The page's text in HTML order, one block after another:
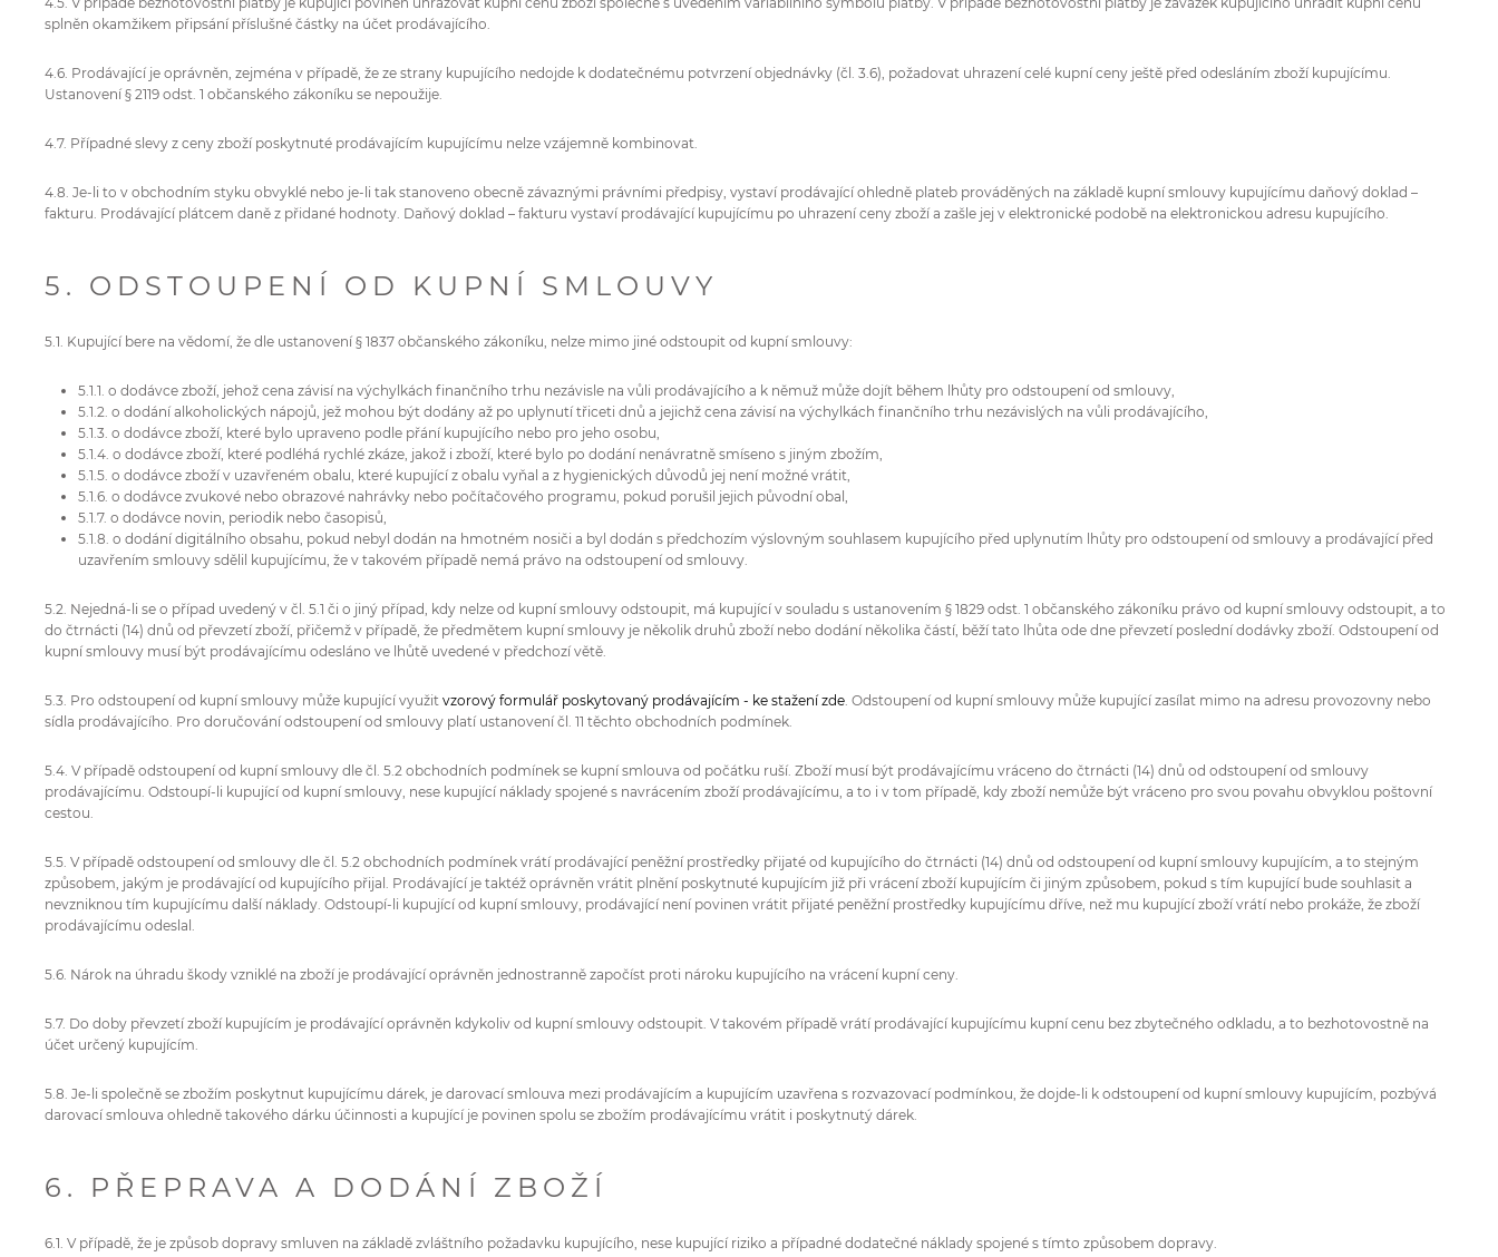
splněn okamžikem připsání příslušné částky na účet prodávajícího.
4.6. Prodávající je oprávněn, zejména v případě, že ze strany kupujícího nedojde k dodatečnému potvrzení objednávky (čl. 3.6), požadovat uhrazení celé kupní ceny ještě před odesláním zboží kupujícímu.
Ustanovení § 2119 odst. 1 občanského zákoníku se nepoužije.
4.7. Případné slevy z ceny zboží poskytnuté prodávajícím kupujícímu nelze vzájemně kombinovat.
4.8. Je-li to v obchodním styku obvyklé nebo je-li tak stanoveno obecně závaznými právními předpisy, vystaví prodávající ohledně plateb prováděných na základě kupní smlouvy kupujícímu daňový doklad –
fakturu. Prodávající plátcem daně z přidané hodnoty. Daňový doklad – fakturu vystaví prodávající kupujícímu po uhrazení ceny zboží a zašle jej v elektronické podobě na elektronickou adresu kupujícího.
5. ODSTOUPENÍ OD KUPNÍ SMLOUVY
5.1. Kupující bere na vědomí, že dle ustanovení § 1837 občanského zákoníku, nelze mimo jiné odstoupit od kupní smlouvy:
5.1.1. o dodávce zboží, jehož cena závisí na výchylkách finančního trhu nezávisle na vůli prodávajícího a k němuž může dojít během lhůty pro odstoupení od smlouvy,
5.1.2. o dodání alkoholických nápojů, jež mohou být dodány až po uplynutí třiceti dnů a jejichž cena závisí na výchylkách finančního trhu nezávislých na vůli prodávajícího,
5.1.3. o dodávce zboží, které bylo upraveno podle přání kupujícího nebo pro jeho osobu,
5.1.4. o dodávce zboží, které podléhá rychlé zkáze, jakož i zboží, které bylo po dodání nenávratně smíseno s jiným zbožím,
5.1.5. o dodávce zboží v uzavřeném obalu, které kupující z obalu vyňal a z hygienických důvodů jej není možné vrátit,
5.1.6. o dodávce zvukové nebo obrazové nahrávky nebo počítačového programu, pokud porušil jejich původní obal,
5.1.7. o dodávce novin, periodik nebo časopisů,
5.1.8. o dodání digitálního obsahu, pokud nebyl dodán na hmotném nosiči a byl dodán s předchozím výslovným souhlasem kupujícího před uplynutím lhůty pro odstoupení od smlouvy a prodávající před
uzavřením smlouvy sdělil kupujícímu, že v takovém případě nemá právo na odstoupení od smlouvy.
5.2. Nejedná-li se o případ uvedený v čl. 5.1 či o jiný případ, kdy nelze od kupní smlouvy odstoupit, má kupující v souladu s ustanovením § 1829 odst. 1 občanského zákoníku právo od kupní smlouvy odstoupit, a to
do čtrnácti (14) dnů od převzetí zboží, přičemž v případě, že předmětem kupní smlouvy je několik druhů zboží nebo dodání několika částí, běží tato lhůta ode dne převzetí poslední dodávky zboží. Odstoupení od
kupní smlouvy musí být prodávajícímu odesláno ve lhůtě uvedené v předchozí větě.
5.3. Pro odstoupení od kupní smlouvy může kupující využit vzorový formulář poskytovaný prodávajícím - ke stažení zde. Odstoupení od kupní smlouvy může kupující zasílat mimo na adresu provozovny nebo
sídla prodávajícího. Pro doručování odstoupení od smlouvy platí ustanovení čl. 11 těchto obchodních podmínek.
5.4. V případě odstoupení od kupní smlouvy dle čl. 5.2 obchodních podmínek se kupní smlouva od počátku ruší. Zboží musí být prodávajícímu vráceno do čtrnácti (14) dnů od odstoupení od smlouvy
prodávajícímu. Odstoupí-li kupující od kupní smlouvy, nese kupující náklady spojené s navrácením zboží prodávajícímu, a to i v tom případě, kdy zboží nemůže být vráceno pro svou povahu obvyklou poštovní
cestou.
5.5. V případě odstoupení od smlouvy dle čl. 5.2 obchodních podmínek vrátí prodávající peněžní prostředky přijaté od kupujícího do čtrnácti (14) dnů od odstoupení od kupní smlouvy kupujícím, a to stejným
způsobem, jakým je prodávající od kupujícího přijal. Prodávající je taktéž oprávněn vrátit plnění poskytnuté kupujícím již při vrácení zboží kupujícím či jiným způsobem, pokud s tím kupující bude souhlasit a
nevzniknou tím kupujícímu další náklady. Odstoupí-li kupující od kupní smlouvy, prodávající není povinen vrátit přijaté peněžní prostředky kupujícímu dříve, než mu kupující zboží vrátí nebo prokáže, že zboží
prodávajícímu odeslal.
5.6. Nárok na úhradu škody vzniklé na zboží je prodávající oprávněn jednostranně započíst proti nároku kupujícího na vrácení kupní ceny.
5.7. Do doby převzetí zboží kupujícím je prodávající oprávněn kdykoliv od kupní smlouvy odstoupit. V takovém případě vrátí prodávající kupujícímu kupní cenu bez zbytečného odkladu, a to bezhotovostně na
účet určený kupujícím.
5.8. Je-li společně se zbožím poskytnut kupujícímu dárek, je darovací smlouva mezi prodávajícím a kupujícím uzavřena s rozvazovací podmínkou, že dojde-li k odstoupení od kupní smlouvy kupujícím, pozbývá
darovací smlouva ohledně takového dárku účinnosti a kupující je povinen spolu se zbožím prodávajícímu vrátit i poskytnutý dárek.
6. PŘEPRAVA A DODÁNÍ ZBOŽÍ
6.1. V případě, že je způsob dopravy smluven na základě zvláštního požadavku kupujícího, nese kupující riziko a případné dodatečné náklady spojené s tímto způsobem dopravy.